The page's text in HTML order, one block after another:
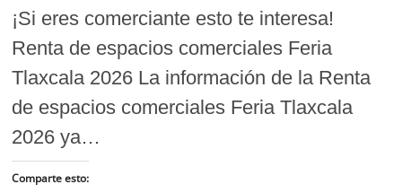
¡Si eres comerciante esto te interesa!
Renta de espacios comerciales Feria
Tlaxcala 2026 La información de la Renta
de espacios comerciales Feria Tlaxcala
2026 ya…
Comparte esto: